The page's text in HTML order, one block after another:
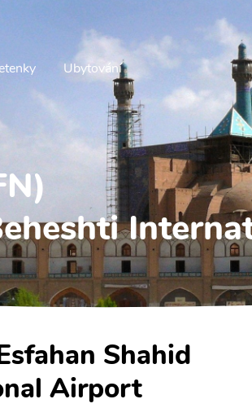
Ubytování
Shahid
Airport